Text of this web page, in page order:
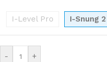
I-Level Pro I-Snung 2
- +